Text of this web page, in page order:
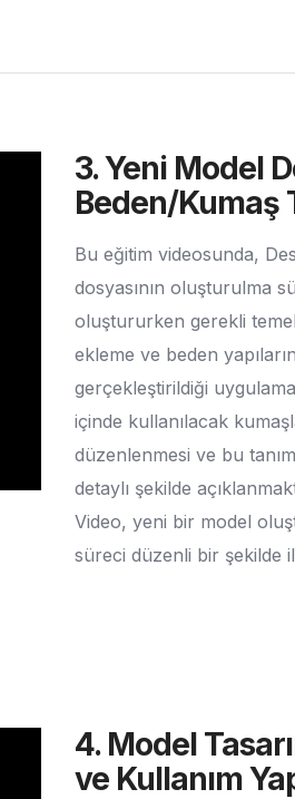
3. Yeni Model
Beden/Kumaş
Bu eğitim videosunda,
dosyasının oluşturulma
oluştururken gerekli temel
ekleme ve beden
gerçekleştirildiği
içinde kullanılacak
düzenlenmesi ve bu
detaylı şekilde
Video, yeni bir model
süreci düzenli bir şekilde
4. Model
ve Kullanım